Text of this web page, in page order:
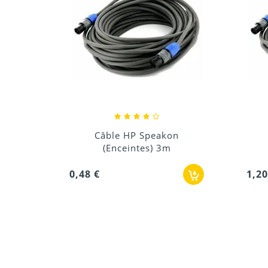
Câble HP Speakon
(Enceintes) 10m
1,20 €